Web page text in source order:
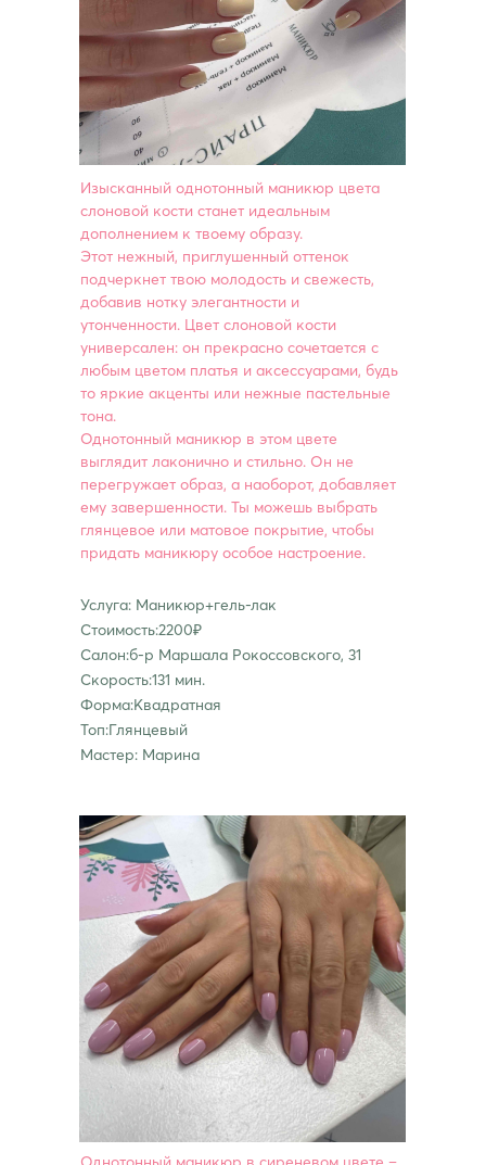
Услуга: Маникюр+гель-лак
Стоимость:2200₽
Салон:б-р Маршала Рокоссовского, 31
Скорость:131 мин.
Форма:Квадратная
Топ:Глянцевый
Мастер: Марина
Изысканный однотонный маникюр цвета
слоновой кости станет идеальным
дополнением к твоему образу.
Этот нежный, приглушенный оттенок
подчеркнет твою молодость и свежесть,
добавив нотку элегантности и
утонченности. Цвет слоновой кости
универсален: он прекрасно сочетается с
любым цветом платья и аксессуарами, будь
то яркие акценты или нежные пастельные
тона.
Однотонный маникюр в этом цвете
выглядит лаконично и стильно. Он не
перегружает образ, а наоборот, добавляет
ему завершенности. Ты можешь выбрать
глянцевое или матовое покрытие, чтобы
придать маникюру особое настроение.